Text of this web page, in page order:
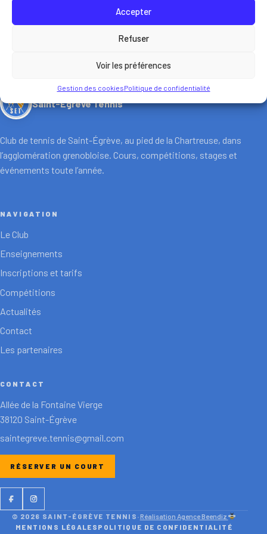
Accepter
Refuser
Voir les préférences
Gestion des cookiesPolitique de confidentialité
Saint-Égrève Tennis
Club de tennis de Saint-Égrève, au pied de la Chartreuse, dans
l’agglomération grenobloise. Cours, compétitions, stages et
événements toute l’année.
NAVIGATION
Le Club
Enseignements
Inscriptions et tarifs
Compétitions
Actualités
Contact
Les partenaires
CONTACT
Allée de la Fontaine Vierge
38120 Saint-Égrève
saintegreve.tennis@gmail.com
RÉSERVER UN COURT
FacebookInstagram
© 2026 SAINT-ÉGRÈVE TENNIS ·Réalisation Agence Beendiz
MENTIONS LÉGALES POLITIQUE DE CONFIDENTIALITÉ